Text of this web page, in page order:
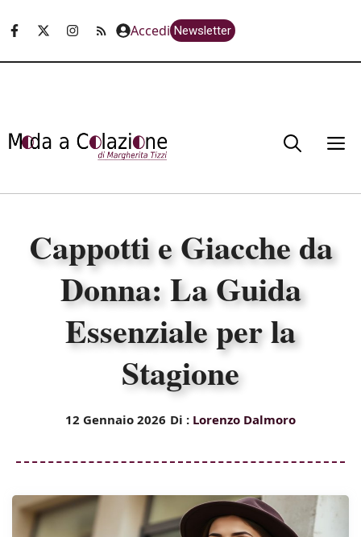
Accedi Newsletter
Cappotti e Giacche da
Donna: La Guida
Essenziale per la
Stagione
12 Gennaio 2026 Di : Lorenzo Dalmoro